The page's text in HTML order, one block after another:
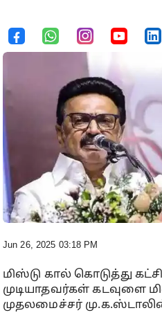
Jun 26, 2025 03:18 PM
மிஸ்டு கால் கொடுத்து
முடியாதவர்கள் கடவுளை
முதலமைச்சர்